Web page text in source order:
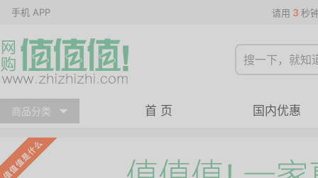
手机 APP 请用 3 秒
商品分类 首 页 国内优惠